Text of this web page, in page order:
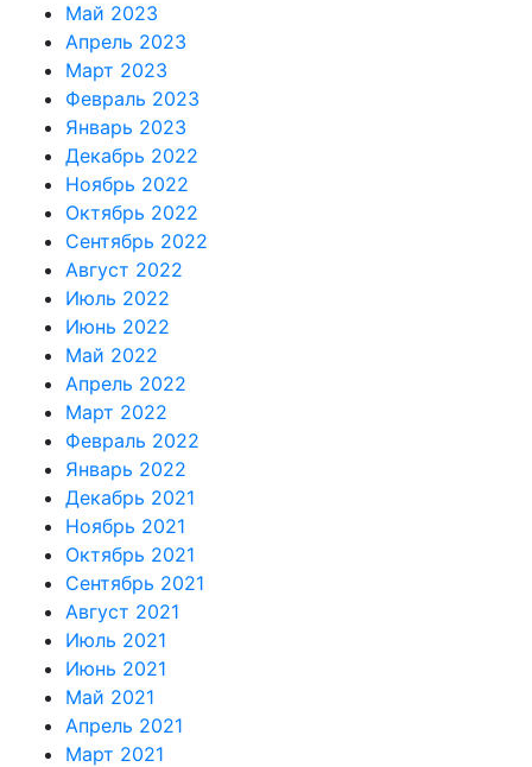
Май 2023
Апрель 2023
Март 2023
Февраль 2023
Январь 2023
Декабрь 2022
Ноябрь 2022
Октябрь 2022
Сентябрь 2022
Август 2022
Июль 2022
Июнь 2022
Май 2022
Апрель 2022
Март 2022
Февраль 2022
Январь 2022
Декабрь 2021
Ноябрь 2021
Октябрь 2021
Сентябрь 2021
Август 2021
Июль 2021
Июнь 2021
Май 2021
Апрель 2021
Март 2021